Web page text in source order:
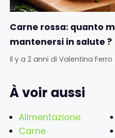
Carne rossa: quanto
mantenersi in salute ?
Il y a 2 anni di Valentina Ferro
À voir aussi
Alimentazione
Carne